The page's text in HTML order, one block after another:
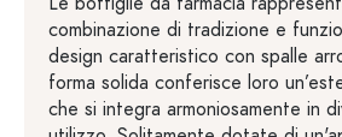
combinazione di tradizione e
design caratteristico con spalle
forma solida conferisce loro
che si integra armoniosamente in